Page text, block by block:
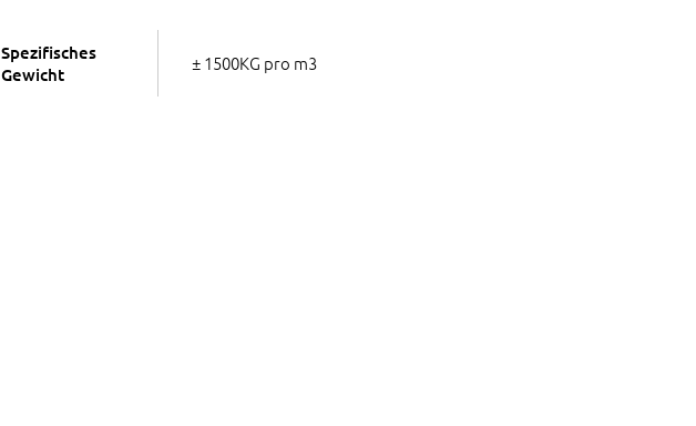
Spezifisches
Gewicht
± 1500KG pro m3